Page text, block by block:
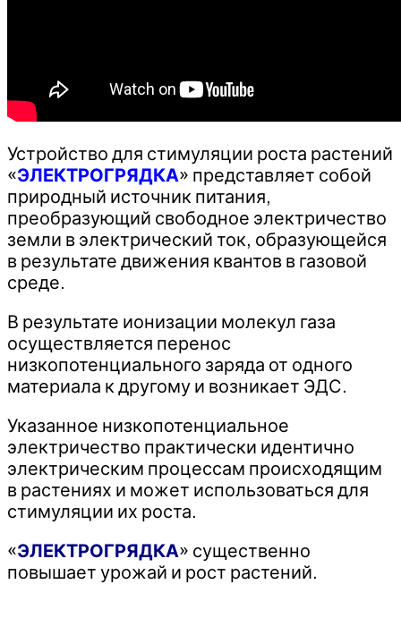
Устройство для стимуляции роста растений
«ЭЛЕКТРОГРЯДКА» представляет собой
природный источник питания,
преобразующий свободное электричество
земли в электрический ток, образующейся
в результате движения квантов в газовой
среде.
В результате ионизации молекул газа
осуществляется перенос
низкопотенциального заряда от одного
материала к другому и возникает ЭДС.
Указанное низкопотенциальное
электричество практически идентично
электрическим процессам происходящим
в растениях и может использоваться для
стимуляции их роста.
«ЭЛЕКТРОГРЯДКА» существенно
повышает урожай и рост растений.